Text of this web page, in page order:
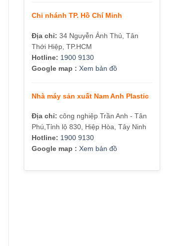
Chi nhánh TP. Hồ Chí Minh
Địa chỉ: 34 Nguyễn Ảnh Thủ, Tân
Thới Hiệp, TP.HCM
Hotline: 1900 9130
Google map : Xem bản đồ
Nhà máy sản xuất Nam Anh Plastic
Địa chỉ: công nghiệp Trần Anh - Tân
Phú,Tỉnh lộ 830, Hiệp Hòa, Tây Ninh
Hotline: 1900 9130
Google map : Xem bản đồ